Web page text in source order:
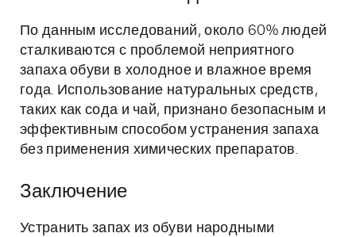
По данным исследований, около 60% людей
сталкиваются с проблемой неприятного
запаха обуви в холодное и влажное время
года. Использование натуральных средств,
таких как сода и чай, признано безопасным и
эффективным способом устранения запаха
без применения химических препаратов.
Заключение
Устранить запах из обуви народными